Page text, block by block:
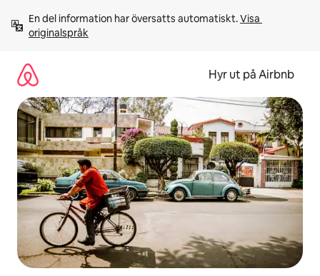
innehåll
En del information har översatts automatiskt. Visa
originalspråk
Hyr ut på Airbnb